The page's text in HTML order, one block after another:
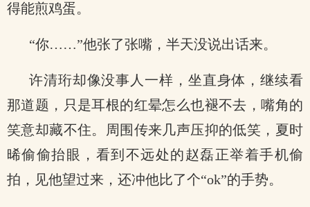
得能煎鸡蛋。
“你……”他张了张嘴，半天没说出话来。
许清珩却像没事人一样，坐直身体，继续看
那道题，只是耳根的红晕怎么也褪不去，嘴角的
笑意却藏不住。周围传来几声压抑的低笑，夏时
晞偷偷抬眼，看到不远处的赵磊正举着手机偷
拍，见他望过来，还冲他比了个“ok”的手势。